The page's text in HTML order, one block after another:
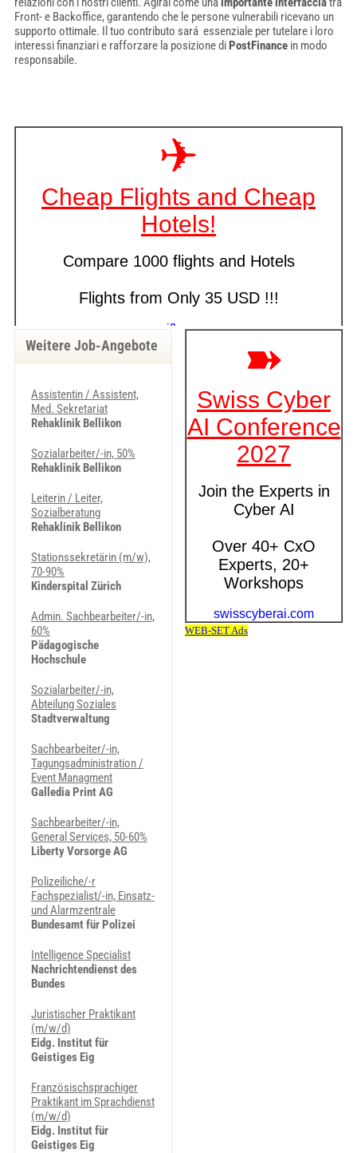
Front- e Backoffice, garantendo che le persone vulnerabili ricevano un
supporto ottimale. Il tuo contributo sará essenziale per tutelare i loro
interessi finanziari e rafforzare la posizione diPostFinancein modo
responsabile.
Weitere Job-Angebote
Assistentin / Assistent,
Med. Sekretariat
Rehaklinik Bellikon
Sozialarbeiter/-in, 50%
Rehaklinik Bellikon
Leiterin / Leiter,
Sozialberatung
Rehaklinik Bellikon
Stationssekretärin (m/w),
70-90%
Kinderspital Zürich
Admin. Sachbearbeiter/-in,
60%
Pädagogische
Hochschule
Sozialarbeiter/-in,
Abteilung Soziales
Stadtverwaltung
Sachbearbeiter/-in,
Tagungsadministration /
Event Managment
Galledia Print AG
Sachbearbeiter/-in,
General Services, 50-60%
Liberty Vorsorge AG
Polizeiliche/-r
Fachspezialist/-in, Einsatz-
und Alarmzentrale
Bundesamt für Polizei
Intelligence Specialist
Nachrichtendienst des
Bundes
Juristischer Praktikant
(m/w/d)
Eidg. Institut für
Geistiges Eig
Französischsprachiger
Praktikant im Sprachdienst
(m/w/d)
Eidg. Institut für
Geistiges Eig